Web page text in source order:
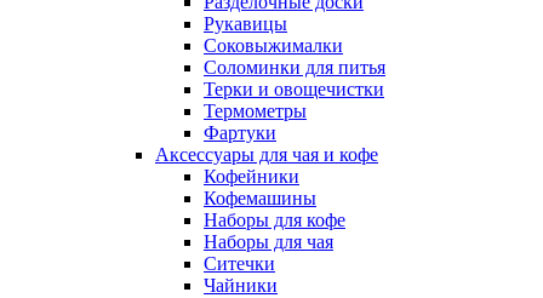
Рукавицы
Соковыжималки
Соломинки для питья
Терки и овощечистки
Термометры
Фартуки
Аксессуары для чая и кофе
Кофейники
Кофемашины
Наборы для кофе
Наборы для чая
Ситечки
Чайники